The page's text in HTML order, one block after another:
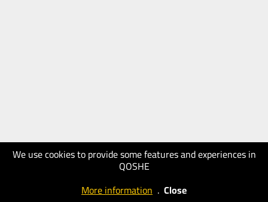
We use cookies to provide some features and experiences in
QOSHE
More information . Close